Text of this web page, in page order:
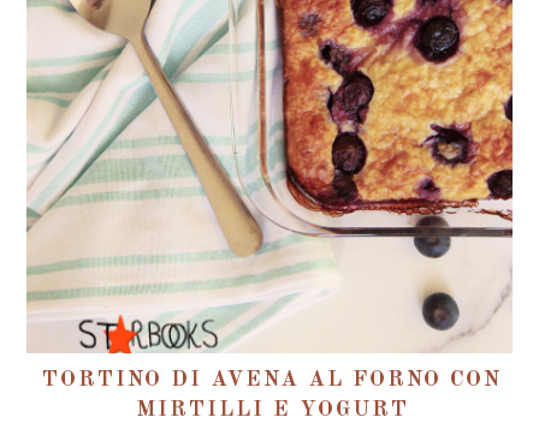
TORTINO DI AVENA AL FORNO CON
MIRTILLI E YOGURT